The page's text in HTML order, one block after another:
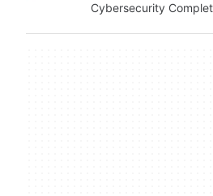
Cybersecurity